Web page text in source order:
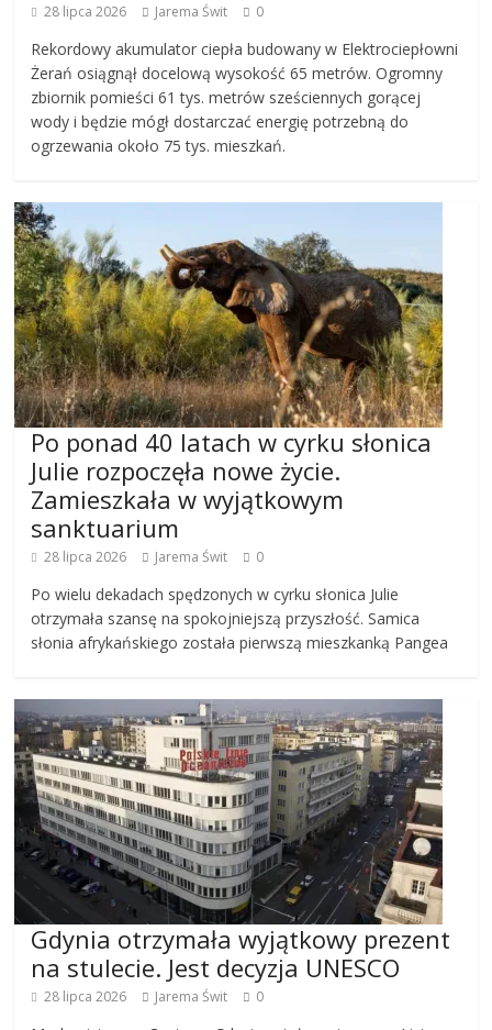
28 lipca 2026 Jarema Świt 0
Rekordowy akumulator ciepła budowany w Elektrociepłowni
Żerań osiągnął docelową wysokość 65 metrów. Ogromny
zbiornik pomieści 61 tys. metrów sześciennych gorącej
wody i będzie mógł dostarczać energię potrzebną do
ogrzewania około 75 tys. mieszkań.
Po ponad 40 latach w cyrku słonica
Julie rozpoczęła nowe życie.
Zamieszkała w wyjątkowym
sanktuarium
28 lipca 2026 Jarema Świt 0
Po wielu dekadach spędzonych w cyrku słonica Julie
otrzymała szansę na spokojniejszą przyszłość. Samica
słonia afrykańskiego została pierwszą mieszkanką Pangea
Gdynia otrzymała wyjątkowy prezent
na stulecie. Jest decyzja UNESCO
28 lipca 2026 Jarema Świt 0